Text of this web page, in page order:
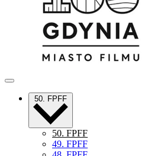
50. FPFF
50. FPFF
49. FPFF